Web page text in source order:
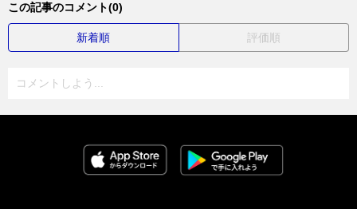
この記事のコメント(0)
新着順 評価順
コメントしよう...